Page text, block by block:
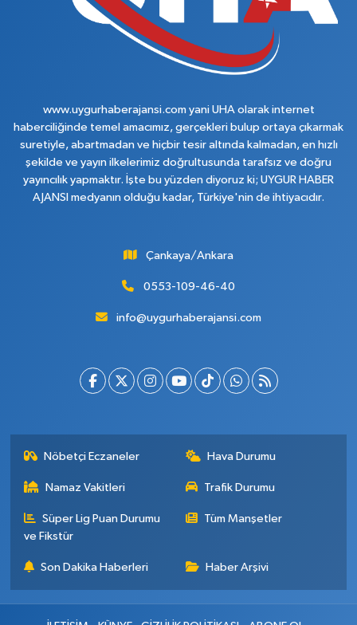
www.uygurhaberajansi.com yani UHA olarak internet
haberciliğinde temel amacımız, gerçekleri bulup ortaya çıkarmak
suretiyle, abartmadan ve hiçbir tesir altında kalmadan, en hızlı
şekilde ve yayın ilkelerimiz doğrultusunda tarafsız ve doğru
yayıncılık yapmaktır. İşte bu yüzden diyoruz ki; UYGUR HABER
AJANSI medyanın olduğu kadar, Türkiye'nin de ihtiyacıdır.
Çankaya/Ankara
0553-109-46-40
info@uygurhaberajansi.com
Nöbetçi Eczaneler Hava Durumu
Namaz Vakitleri Trafik Durumu
Süper Lig Puan Durumu
ve Fikstür
Tüm Manşetler
Son Dakika Haberleri Haber Arşivi